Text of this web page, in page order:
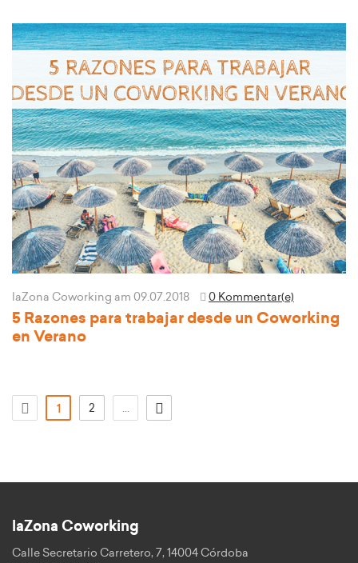
laZona Coworking am 09.07.2018 0 Kommentar(e)
5 Razones para trabajar desde un Coworking
en Verano
1 (aktuell)
2 ...
laZona Coworking
Calle Secretario Carretero, 7, 14004 Córdoba